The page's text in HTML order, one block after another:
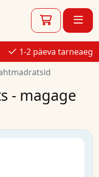
1-2 päeva tarneaeg
- magage